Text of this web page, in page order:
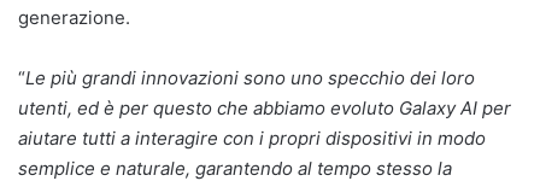
generazione.
“Le più grandi innovazioni sono uno specchio dei loro
utenti, ed è per questo che abbiamo evoluto Galaxy AI per
aiutare tutti a interagire con i propri dispositivi in modo
semplice e naturale, garantendo al tempo stesso la